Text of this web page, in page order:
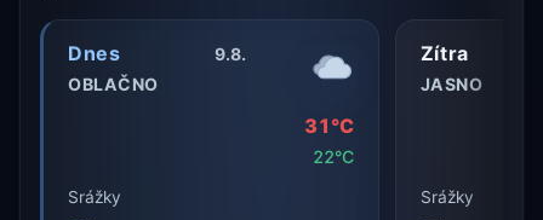
Dnes
9.8.
OBLAČNO
31°C
22°C
Srážky
Zítra
JASNO
Srážky